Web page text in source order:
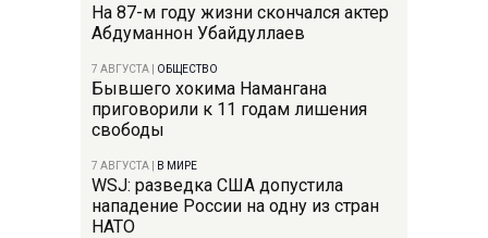
На 87-м году жизни скончался актер
Абдуманнон Убайдуллаев
7 АВГУСТА ОБЩЕСТВО
Бывшего хокима Намангана
приговорили к 11 годам лишения
свободы
7 АВГУСТА В МИРЕ
WSJ: разведка США допустила
нападение России на одну из стран
НАТО